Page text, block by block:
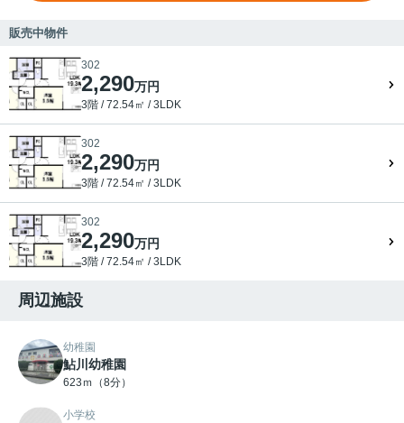
販売中物件
302
2,290万円
3階 / 72.54㎡ / 3LDK
302
2,290万円
3階 / 72.54㎡ / 3LDK
302
2,290万円
3階 / 72.54㎡ / 3LDK
周辺施設
幼稚園
鮎川幼稚園
623ｍ（8分）
小学校